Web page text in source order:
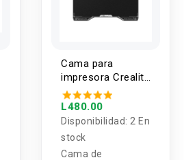
Prusa I3 Mk2/mk3
Cama para
impresora Creality
Hi 280x265mm
L480.00
Disponibilidad: 2 En
stock
Cama de